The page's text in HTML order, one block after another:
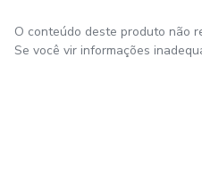
O conteúdo deste produto não
Se você vir informações